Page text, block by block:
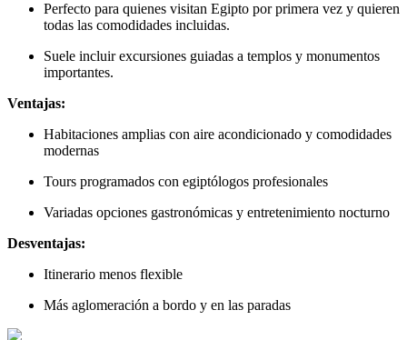
Perfecto para quienes visitan Egipto por primera vez y quieren
todas las comodidades incluidas.
Suele incluir excursiones guiadas a templos y monumentos
importantes.
Ventajas:
Habitaciones amplias con aire acondicionado y comodidades
modernas
Tours programados con egiptólogos profesionales
Variadas opciones gastronómicas y entretenimiento nocturno
Desventajas:
Itinerario menos flexible
Más aglomeración a bordo y en las paradas